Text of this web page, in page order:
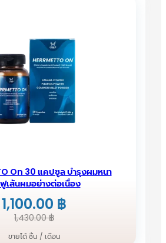
On 30 แคปซูล บำรุงผมหนา
เส้นผมอย่างต่อเนื่อง
1,430.00฿
Original
price
1,100.00 ฿
Current
price
ขายได้ ชิ้น / เดือน